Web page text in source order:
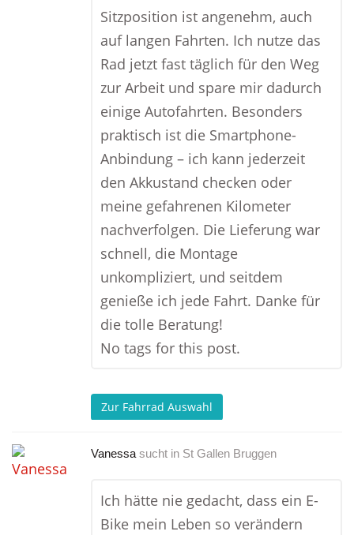
Sitzposition ist angenehm, auch
auf langen Fahrten. Ich nutze das
Rad jetzt fast täglich für den Weg
zur Arbeit und spare mir dadurch
einige Autofahrten. Besonders
praktisch ist die Smartphone-
Anbindung – ich kann jederzeit
den Akkustand checken oder
meine gefahrenen Kilometer
nachverfolgen. Die Lieferung war
schnell, die Montage
unkompliziert, und seitdem
genieße ich jede Fahrt. Danke für
die tolle Beratung!
No tags for this post.
Zur Fahrrad Auswahl
Vanessa sucht in St Gallen Bruggen
Ich hätte nie gedacht, dass ein E-
Bike mein Leben so verändern